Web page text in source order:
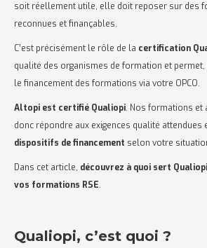
soit réellement utile, elle doit reposer sur des
reconnues et finançables.
C’est précisément le rôle de la certification
qualité des organismes de formation et permet,
le financement des formations via votre OPCO.
Altopi est certifié Qualiopi. Nos formations et
donc répondre aux exigences qualité attendues
dispositifs de financement selon votre
Dans cet article, découvrez à quoi sert
vos formations RSE.
Qualiopi, c’est quoi ?